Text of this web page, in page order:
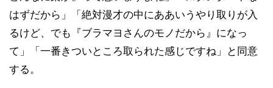
はずだから」「絶対漫才の中にああいうやり取りが入
るけど、でも『ブラマヨさんのモノだから』になっ
て」「一番きついところ取られた感じですね」と同意
する。